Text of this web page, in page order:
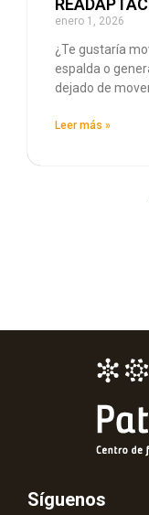
enero 1, 2026
¿Te gustaría
espalda o
dejado de
Leer más »
Síguenos